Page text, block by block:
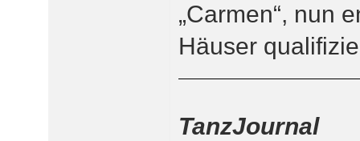
„Carmen“, nun
Häuser
TanzJournal